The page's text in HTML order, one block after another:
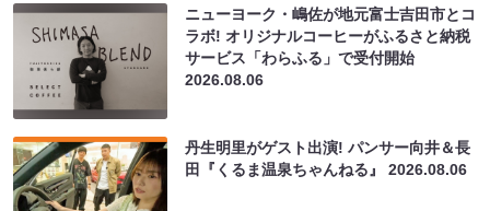
ニューヨーク・嶋佐が地元富士吉田市とコ
ラボ! オリジナルコーヒーがふるさと納税
サービス「わらふる」で受付開始
2026.08.06
丹生明里がゲスト出演! パンサー向井＆長
田『くるま温泉ちゃんねる』2026.08.06